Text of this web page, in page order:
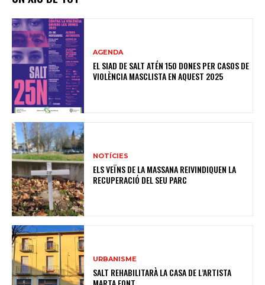
AGENDA
EL SIAD DE SALT ATÉN 150 DONES PER CASOS DE
VIOLÈNCIA MASCLISTA EN AQUEST 2025
NOTÍCIES
ELS VEÏNS DE LA MASSANA REIVINDIQUEN LA
RECUPERACIÓ DEL SEU PARC
URBANISME
SALT REHABILITARÀ LA CASA DE L’ARTISTA